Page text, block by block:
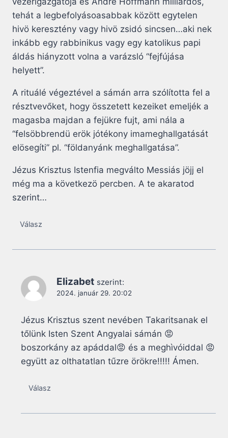
tehát a legbefolyásoasabbak között egytelen
hivö keresztény vagy hivö zsidó sincsen…aki nek
inkább egy rabbinikus vagy egy katolikus papi
áldás hiányzott volna a varázsló “fejfújása
helyett”.
A rituálé végeztével a sámán arra szólította fel a
résztvevőket, hogy összetett kezeiket emeljék a
magasba majdan a fejükre fujt, ami nála a
“felsöbbrendü erök jótékony imameghallgatását
elösegíti” pl. “földanyánk meghallgatása”.
Jézus Krisztus Istenfia megválto Messiás jöjj el
még ma a következö percben. A te akaratod
szerint…
Válasz
Elizabet szerint:
2024. január 29. 20:02
Jézus Krisztus szent nevében Takaritsanak el
tőlünk Isten Szent Angyalai sámán 😡
boszorkány az apáddal😡 és a meghìvóiddal 😡
együtt az olthatatlan tűzre örökre!!!!! Ámen.
Válasz